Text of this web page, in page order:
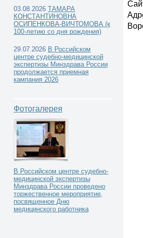
Учреждения высшего
профессионального образования -
кафедры и курсы судебной медицины -
Сибирский федеральный округ -
ФГБОУ ВО «Кемеровский
03.08.2026 ТАМАРА
КОНСТАНТИНОВНА
ОСИПЕНКОВА-ВИЧТОМОВА (к
100-летию со дня рождения)
29.07.2026 В Российском
центре судебно-медицинской
экспертизы Минздрава России
продолжается приемная
кампания 2026
Фотогалерея
В Российском центре судебно-
медицинской экспертизы
Минздрава России проведено
торжественное мероприятие,
посвященное Дню
медицинского работника